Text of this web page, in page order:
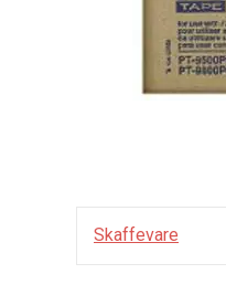
Skaffevare